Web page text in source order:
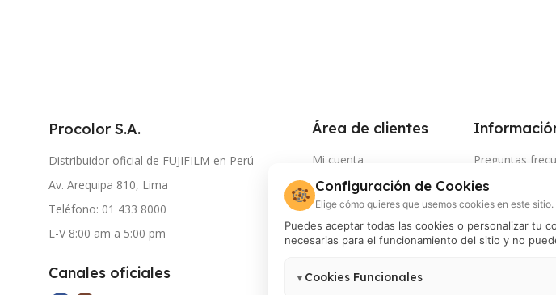
Procolor S.A.
Distribuidor oficial de FUJIFILM en Perú
Av. Arequipa 810, Lima
Teléfono: 01 433 8000
L-V 8:00 am a 5:00 pm
Canales oficiales
Área de clientes
Mi cuenta
Seguimiento de envío
Documentos electrónicos
Atención por WhatsApp
Contáctanos
Preguntas
Tiempo y
🍪 Configuración de Cookies
Elige cómo quieres que usemos cookies en este sitio.
Puedes aceptar todas las cookies o personalizar tu
necesarias para el funcionamiento del sitio y no
▼ Cookies Funcionales